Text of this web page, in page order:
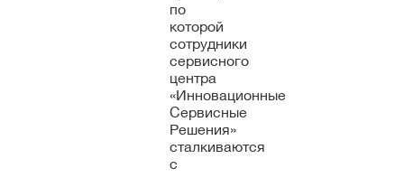
по
которой
сотрудники
сервисного
центра
«Инновационные
Сервисные
Решения»
сталкиваются
с